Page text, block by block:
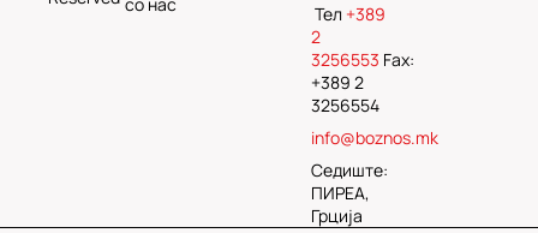
Тел +389
2
3256553 Fax:
+389 2
3256554
info@boznos.mk
Седиште:
ПИРЕА,
Грција